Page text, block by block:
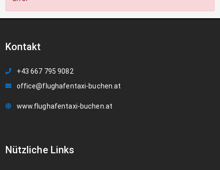
Kontakt
+43 667 795 9082
office@flughafentaxi-buchen.at
www.flughafentaxi-buchen.at
Nützliche Links